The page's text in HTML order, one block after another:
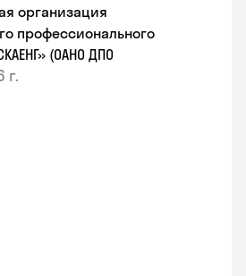
организация
профессионального
(ОАНО ДПО
г.